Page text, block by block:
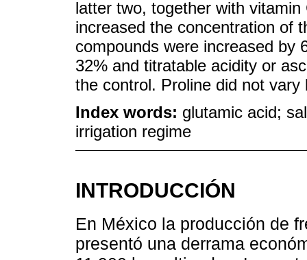
latter two, together with
increased the concentration of
compounds were increased by
32% and titratable acidity or
the control. Proline did not
Index words: glutamic acid;
irrigation regime
INTRODUCCIÓN
En México la producción de
presentó una derrama